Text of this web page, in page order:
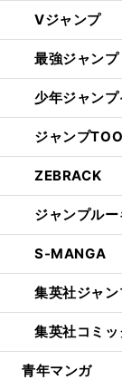
Vジャンプ
最強ジャンプ
少年ジャンプ
ジャンプ
ZEBRACK
ジャンプルー
S-MANGA
集英社ジャ
集英社コミ
青年マンガ